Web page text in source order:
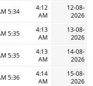
12-08-
2026
4:12
AM
5:34 AM
13-08-
2026
4:13
AM
5:35 AM
14-08-
2026
4:13
AM
5:35 AM
15-08-
2026
4:14
AM
5:36 AM